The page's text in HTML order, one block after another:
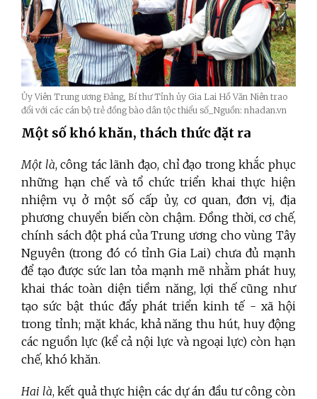
Ủy Viên Trung ương Đảng, Bí thư Tỉnh ủy Gia Lai Hồ Văn Niên trao
đổi với các cán bộ trẻ đồng bào dân tộc thiểu số_Nguồn: nhadan.vn
Một số khó khăn, thách thức đặt ra
Một là, công tác lãnh đạo, chỉ đạo trong khắc phục
những hạn chế và tổ chức triển khai thực hiện
nhiệm vụ ở một số cấp ủy, cơ quan, đơn vị, địa
phương chuyển biến còn chậm. Đồng thời, cơ chế,
chính sách đột phá của Trung ương cho vùng Tây
Nguyên (trong đó có tỉnh Gia Lai) chưa đủ mạnh
để tạo được sức lan tỏa mạnh mẽ nhằm phát huy,
khai thác toàn diện tiềm năng, lợi thế cũng như
tạo sức bật thúc đẩy phát triển kinh tế - xã hội
trong tỉnh; mặt khác, khả năng thu hút, huy động
các nguồn lực (kể cả nội lực và ngoại lực) còn hạn
chế, khó khăn.
Hai là, kết quả thực hiện các dự án đầu tư công còn